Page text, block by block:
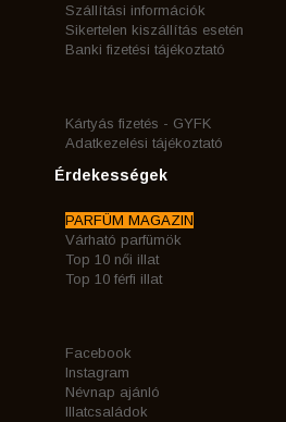
Szállítási információk
Sikertelen kiszállítás esetén
Banki fizetési tájékoztató
Kártyás fizetés - GYFK
Adatkezelési tájékoztató
Érdekességek
PARFÜM MAGAZIN
Várható parfümök
Top 10 női illat
Top 10 férfi illat
Facebook
Instagram
Névnap ajánló
Illatcsaládok